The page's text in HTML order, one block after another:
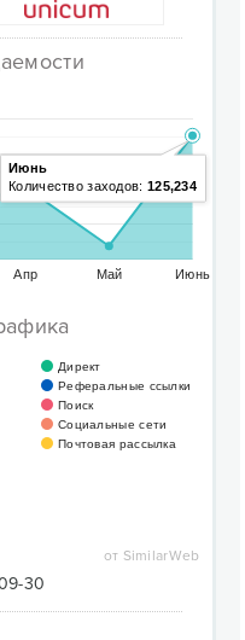
Апр Май Июнь
Июнь
Количество заходов: 125,234
Директ
Реферальные ссылки
Поиск
Социальные сети
Почтовая рассылка
от SimilarWeb
30